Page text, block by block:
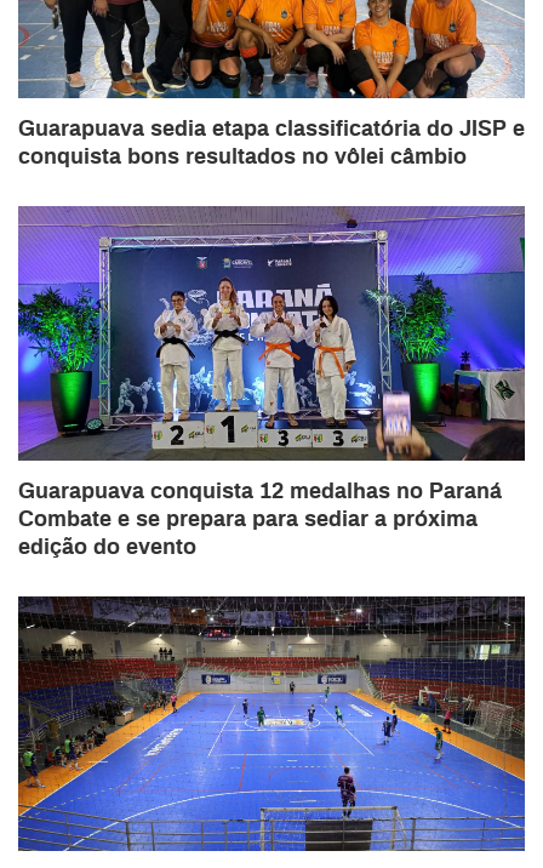
Guarapuava sedia etapa classificatória do JISP e
conquista bons resultados no vôlei câmbio
Guarapuava conquista 12 medalhas no Paraná
Combate e se prepara para sediar a próxima
edição do evento